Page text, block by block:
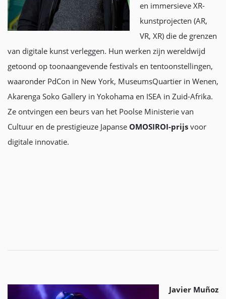
en immersieve XR-
kunstprojecten (AR,
VR, XR) die de grenzen
van digitale kunst verleggen. Hun werken zijn wereldwijd
getoond op toonaangevende festivals en tentoonstellingen,
waaronder PdCon in New York, MuseumsQuartier in Wenen,
Akarenga Soko Gallery in Yokohama en ISEA in Zuid-Afrika.
Ze ontvingen een beurs van het Poolse Ministerie van
Cultuur en de prestigieuze Japanse OMOSIROI-prijs voor
digitale innovatie.
Javier Muñoz